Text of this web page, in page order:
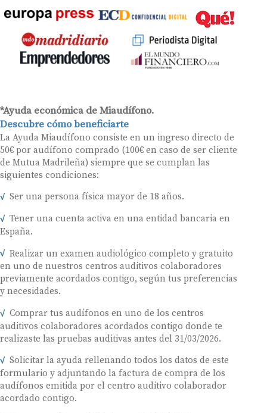
*Ayuda económica de Miaudífono.
Descubre cómo beneficiarte
La Ayuda Miaudífono consiste en un ingreso directo de
50€ por audífono comprado (100€ en caso de ser cliente
de Mutua Madrileña) siempre que se cumplan las
siguientes condiciones:
Ser una persona física mayor de 18 años.
Tener una cuenta activa en una entidad bancaria en
España.
Realizar un examen audiológico completo y gratuito
en uno de nuestros centros auditivos colaboradores
previamente acordados contigo, según tus preferencias
y necesidades.
Comprar tus audífonos en uno de los centros
auditivos colaboradores acordados contigo donde te
realizaste las pruebas auditivas antes del 31/03/2026.
Solicitar la ayuda rellenando todos los datos de este
formulario y adjuntando la factura de compra de los
audífonos emitida por el centro auditivo colaborador
acordado contigo.